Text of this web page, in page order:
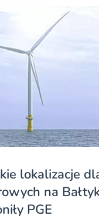
lokalizacje
na
PGE